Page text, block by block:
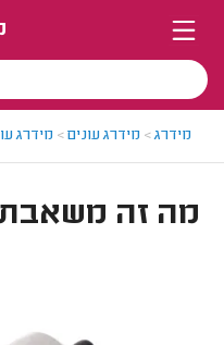
מידרג> מידרג עונים> מידרג
מה זה